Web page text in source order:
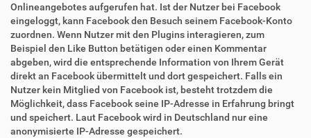
Onlineangebotes aufgerufen hat. Ist der Nutzer bei Facebook
eingeloggt, kann Facebook den Besuch seinem Facebook-Konto
zuordnen. Wenn Nutzer mit den Plugins interagieren, zum
Beispiel den Like Button betätigen oder einen Kommentar
abgeben, wird die entsprechende Information von Ihrem Gerät
direkt an Facebook übermittelt und dort gespeichert. Falls ein
Nutzer kein Mitglied von Facebook ist, besteht trotzdem die
Möglichkeit, dass Facebook seine IP-Adresse in Erfahrung bringt
und speichert. Laut Facebook wird in Deutschland nur eine
anonymisierte IP-Adresse gespeichert.